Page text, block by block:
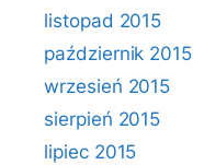
listopad 2015
październik 2015
wrzesień 2015
sierpień 2015
lipiec 2015